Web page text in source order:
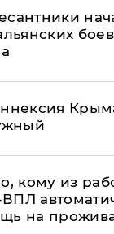
кому из
на